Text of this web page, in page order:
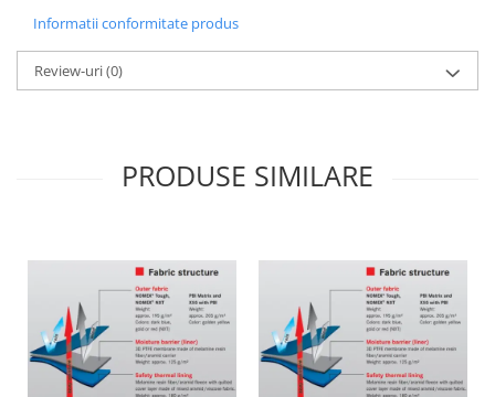
Informatii conformitate produs
Review-uri(0)
PRODUSE SIMILARE